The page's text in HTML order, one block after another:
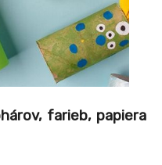
farieb, papiera